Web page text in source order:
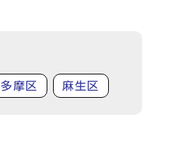
多摩区 麻生区